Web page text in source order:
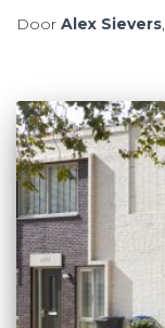
Door Alex Sievers,